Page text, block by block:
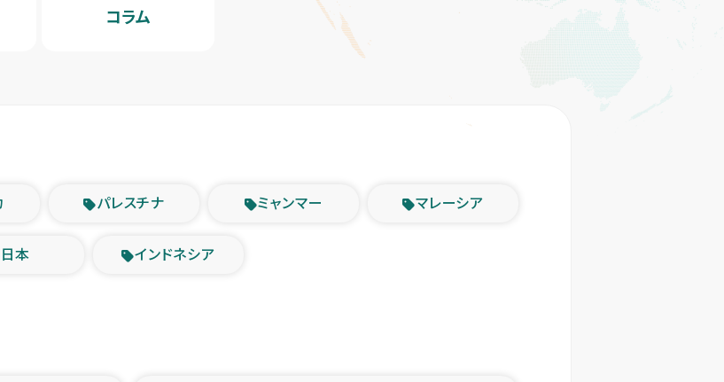
コラム
パレスチナ ミャンマー マレーシア
日本 インドネシア